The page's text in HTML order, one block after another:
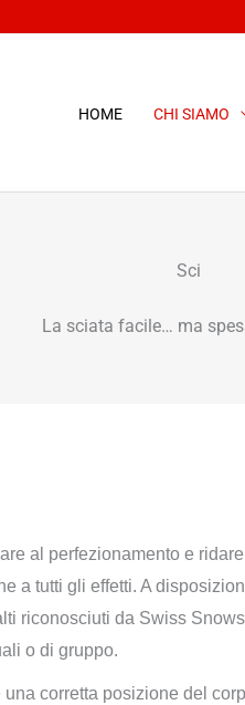
HOME CHI SIAMO
Sci
La sciata facile… ma
al perfezionamento e
a tutti gli effetti. A
riconosciuti da Swiss
o di gruppo.
corretta posizione del